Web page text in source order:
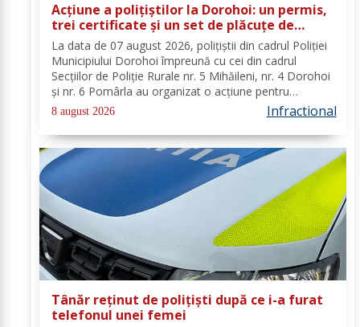
Acțiune a polițiștilor la Dorohoi: un permis,
trei certificate și un set de plăcuțe de
înmatriculare reținute
La data de 07 august 2026, polițiștii din cadrul Poliției
Municipiului Dorohoi împreună cu cei din cadrul
Secțiilor de Poliție Rurale nr. 5 Mihăileni, nr. 4 Dorohoi
și nr. 6 Pomârla au organizat o acțiune pentru
prevenirea și combaterea faptelor de natură penală și
contravențională, verificarea...
8 august 2026 Infractional
Tânăr reținut de polițiști după ce i-a furat
telefonul unei femei